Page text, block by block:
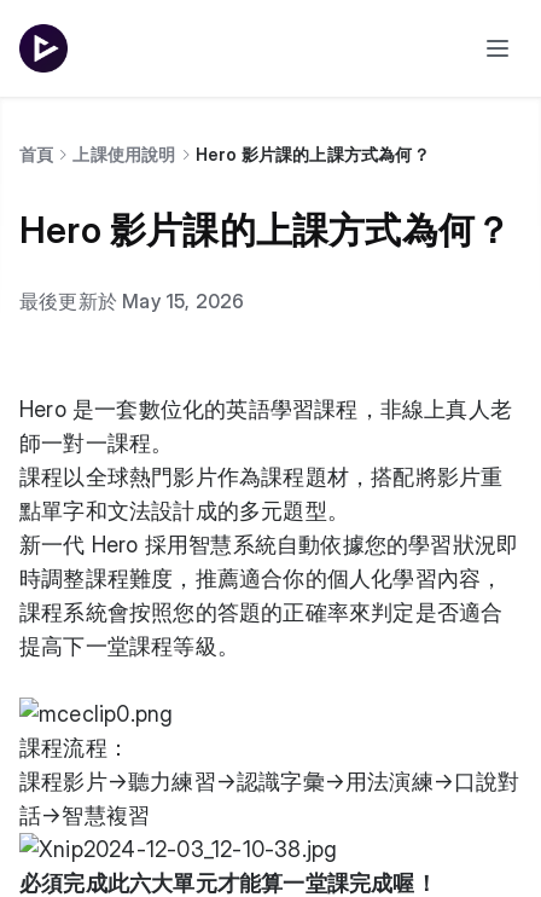
首頁 上課使用說明 Hero 影片課的上課方式為何？
Hero 影片課的上課方式為何？
最後更新於 May 15, 2026
Hero 是一套數位化的英語學習課程，非線上真人老
師一對一課程。
課程以全球熱門影片作為課程題材，搭配將影片重
點單字和文法設計成的多元題型。
新一代 Hero 採用智慧系統自動依據您的學習狀況即
時調整課程難度，推薦適合你的個人化學習內容，
課程系統會按照您的答題的正確率來判定是否適合
提高下一堂課程等級。
課程流程：
課程影片→聽力練習→認識字彙→用法演練→口說對
話→智慧複習
必須完成此六大單元才能算一堂課完成喔！